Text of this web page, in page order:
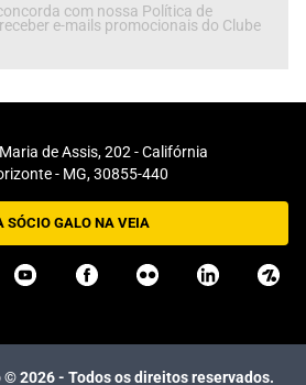
com nossa Política de
e-mails promocionais do Clube
de Assis, 202 - Califórnia
- MG, 30855-440
SÓCIO GALO NA VEIA
©2026- Todos os direitos reservados.